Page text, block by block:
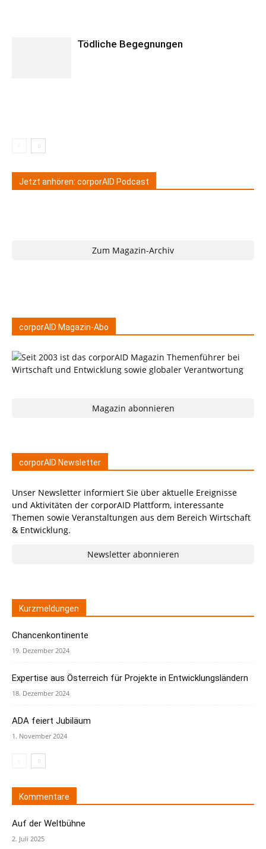
Tödliche Begegnungen
Jetzt anhören: corporAID Podcast
Zum Magazin-Archiv
corporAID Magazin-Abo
Magazin abonnieren
corporAID Newsletter
Unser Newsletter informiert Sie über aktuelle Ereignisse
und Aktivitäten der corporAID Plattform, interessante
Themen sowie Veranstaltungen aus dem Bereich Wirtschaft
& Entwicklung.
Newsletter abonnieren
Kurzmeldungen
Chancenkontinente
19. Dezember 2024
Expertise aus Österreich für Projekte in Entwicklungsländern
18. Dezember 2024
ADA feiert Jubiläum
1. November 2024
Kommentare
Auf der Weltbühne
2. Juli 2025